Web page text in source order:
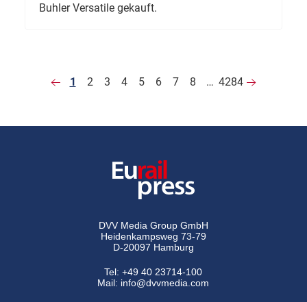
Buhler Versatile gekauft.
1 2 3 4 5 6 7 8 … 4284
DVV Media Group GmbH
Heidenkampsweg 73-79
D-20097 Hamburg
Tel:+49 40 23714-100
Mail: info@dvvmedia.com